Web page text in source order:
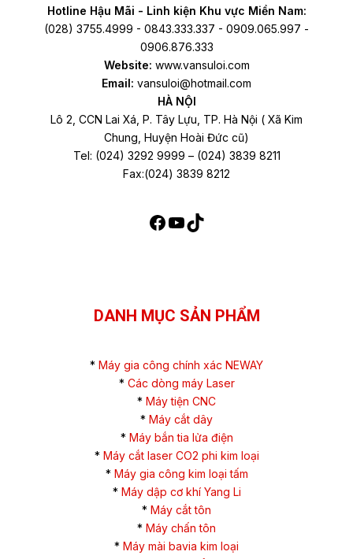
Hotline Hậu Mãi - Linh kiện Khu vực Miền Nam:
(028) 3755.4999 - 0843.333.337 - 0909.065.997 -
0906.876.333
Website: www.vansuloi.com
Email: vansuloi@hotmail.com
HÀ NỘI
Lô 2, CCN Lai Xá, P. Tây Lựu, TP. Hà Nội ( Xã Kim
Chung, Huyện Hoài Đức cũ)
Tel: (024) 3292 9999 – (024) 3839 8211
Fax:(024) 3839 8212
DANH MỤC SẢN PHẨM
* Máy gia công chính xác NEWAY
* Các dòng máy Laser
* Máy tiện CNC
* Máy cắt dây
* Máy bắn tia lửa điện
* Máy cắt laser CO2 phi kim loại
* Máy gia công kim loại tấm
* Máy dập cơ khí Yang Li
* Máy cắt tôn
* Máy chấn tôn
* Máy mài bavia kim loại